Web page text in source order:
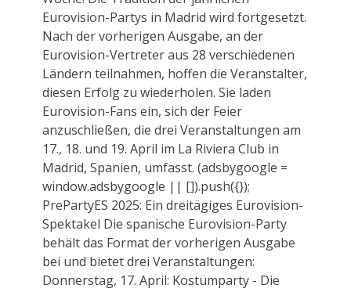
Eurovision-Partys in Madrid wird fortgesetzt.
Nach der vorherigen Ausgabe, an der
Eurovision-Vertreter aus 28 verschiedenen
Ländern teilnahmen, hoffen die Veranstalter,
diesen Erfolg zu wiederholen. Sie laden
Eurovision-Fans ein, sich der Feier
anzuschließen, die drei Veranstaltungen am
17., 18. und 19. April im La Riviera Club in
Madrid, Spanien, umfasst. (adsbygoogle =
window.adsbygoogle || []).push({});
PrePartyES 2025: Ein dreitägiges Eurovision-
Spektakel Die spanische Eurovision-Party
behält das Format der vorherigen Ausgabe
bei und bietet drei Veranstaltungen:
Donnerstag, 17. April: Kostümparty - Die